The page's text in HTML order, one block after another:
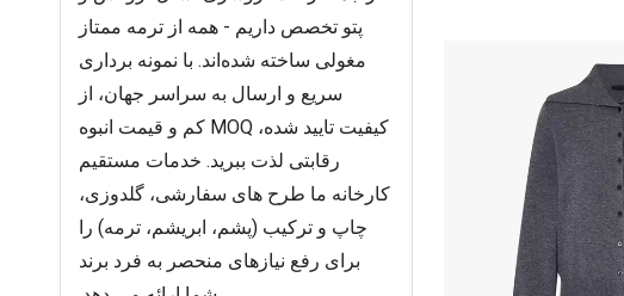
پتو تخصص داریم - همه از ترمه ممتاز
مغولی ساخته شده‌اند. با نمونه برداری
سریع و ارسال به سراسر جهان، از
کیفیت تایید شده، MOQ کم و قیمت انبوه
رقابتی لذت ببرید. خدمات مستقیم
کارخانه ما طرح های سفارشی، گلدوزی،
چاپ و ترکیب (پشم، ابریشم، ترمه) را
برای رفع نیازهای منحصر به فرد برند